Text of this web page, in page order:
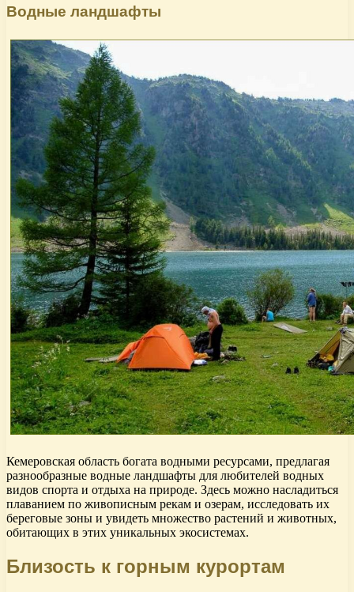
Водные ландшафты
Кемеровская область богата водными ресурсами, предлагая
разнообразные водные ландшафты для любителей водных
видов спорта и отдыха на природе. Здесь можно насладиться
плаванием по живописным рекам и озерам, исследовать их
береговые зоны и увидеть множество растений и животных,
обитающих в этих уникальных экосистемах.
Близость к горным курортам